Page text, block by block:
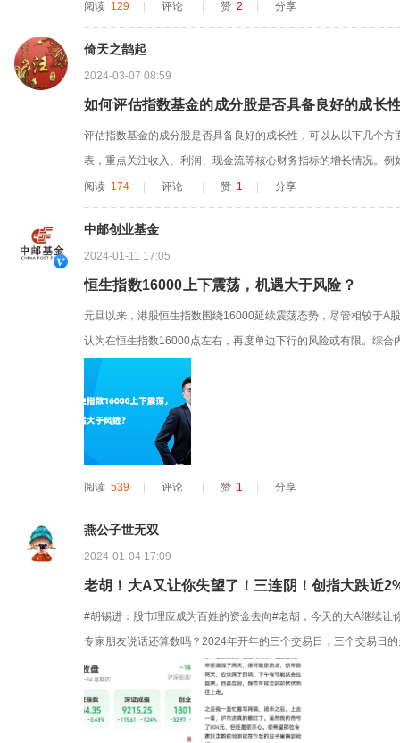
的交易计划，也可能难以抵御市场的剧变，甚至在日内波动中出
有明确定义。日、周、月的趋势常常相互矛盾，让投资者难以捉
轻仓后，即使投资失...
阅读 129 评论 赞 2 分享
倚天之鹊起
2024-03-07 08:59
如何评估指数基金的成分股是否具备良好的成长
评估指数基金的成分股是否具备良好的成长性，可以从以下几个
表，重点关注收入、利润、现金流等核心财务指标的增长情况。
重要指标之一，如果这个指标持续增长，说明公司业务发展良好
司在所在行业的地位和影响力，如果公司在行业中有较强的竞争
3.创新能力...
阅读 174 评论 赞 1 分享
中邮创业基金
2024-01-11 17:05
恒生指数16000上下震荡，机遇大于风险？
元旦以来，港股恒生指数围绕16000延续震荡态势，尽管相较于A
认为在恒生指数16000点左右，再度单边下行的风险或有限。综合
的在港股上市、具备较高未来成长性、领先发展性的我国大陆优
面与业务发生、成...
阅读 539 评论 赞 1 分享
燕公子世无双
2024-01-04 17:09
老胡！大A又让你失望了！三连阴！创指大跌近
#胡锡进：股市理应成为百姓的资金去向#老胡，今天的大A继续让
专家朋友说话还算数吗？2024年开年的三个交易日，三个交易日
集体收跌，上证指数小幅下跌，深证成指跌超1%，创业板指跌近
亿，较上一个交易日又缩量了640多亿，说明市场情绪面真的已经
净流出了近77...